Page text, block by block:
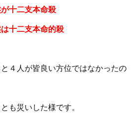
十二支本命殺
十二支本命的殺
４人が皆良い方位ではなかったの
も災いした様です。